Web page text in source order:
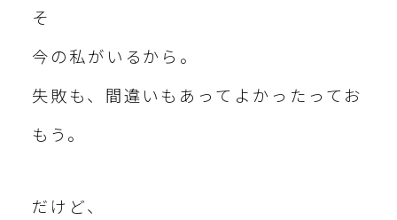
そ
今の私がいるから。
失敗も、間違いもあってよかったってお
もう。
だけど、